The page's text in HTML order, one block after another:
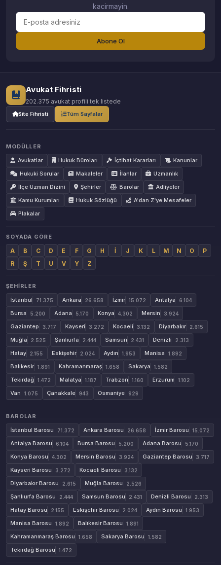
kacirmayin.
Abone Ol
Avukat Fihristi
202.375 avukat profili tek listede
Site Fihristi Tüm Sayfalar
MODÜLLER
Avukatlar
Hukuk Büroları İçtihat Kararları
Kanunlar
Hukuki Sorular
Makaleler İlanlar
Uzmanlık
İlçe Uzman Dizini
Şehirler Barolar
Adliyeler
Kamu Kurumları
Hukuk Sözlüğü
A'dan Z'ye Mesafeler
Plakalar
SOYADA GÖRE
A B C D E F G H İ J K L M N O
P
R
Ş T U V Y Z
ŞEHIRLER
İstanbul
71.375 Ankara 26.658 İzmir 15.072 Antalya 6.104
Bursa 5.200 Adana 5.170 Konya 4.302 Mersin 3.924
Gaziantep 3.717 Kayseri 3.272 Kocaeli 3.132 Diyarbakır 2.615
Muğla 2.525 Şanlıurfa 2.444 Samsun 2.431 Denizli 2.313
Hatay 2.155 Eskişehir 2.024 Aydın 1.953 Manisa 1.892
Balıkesir 1.891 Kahramanmaraş 1.658 Sakarya 1.582
Tekirdağ 1.472 Malatya 1.187 Trabzon 1.160 Erzurum 1.102
Van 1.075 Çanakkale 943 Osmaniye 929
BAROLAR
İstanbul Barosu
71.372 Ankara Barosu 26.658 İzmir Barosu 15.072
Antalya Barosu 6.104 Bursa Barosu 5.200 Adana Barosu 5.170
Konya Barosu 4.302 Mersin Barosu 3.924 Gaziantep Barosu 3.717
Kayseri Barosu 3.272 Kocaeli Barosu 3.132
Diyarbakır Barosu 2.615 Muğla Barosu 2.526
Şanlıurfa Barosu 2.444 Samsun Barosu 2.431 Denizli Barosu 2.313
Hatay Barosu 2.155 Eskişehir Barosu 2.024 Aydın Barosu 1.953
Manisa Barosu 1.892 Balıkesir Barosu 1.891
Kahramanmaraş Barosu 1.658 Sakarya Barosu 1.582
Tekirdağ Barosu 1.472